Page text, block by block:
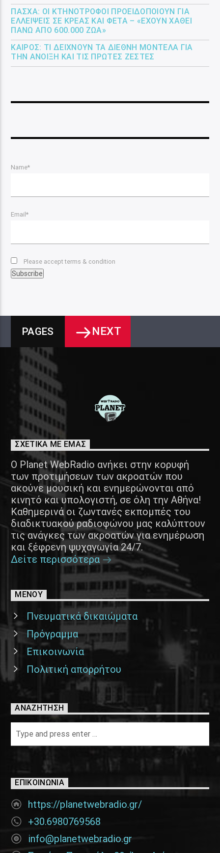
ΠΆΣΧΑ: ΟΙ ΚΤΗΝΟΤΡΌΦΟΙ ΠΡΟΕΙΔΟΠΟΙΟΎΝ ΓΙΑ
ΕΛΛΕΊΨΕΙΣ ΣΕ ΚΡΈΑΣ ΚΑΙ ΦΈΤΑ – «ΈΧΟΥΝ ΧΑΘΕΊ
ΠΆΝΩ ΑΠΌ 600.000 ΖΏΑ»
ΚΑΙΡΌΣ: ΤΙ ΔΕΊΧΝΟΥΝ ΤΑ ΔΙΕΘΝΉ ΜΟΝΤΈΛΑ ΓΙΑ
ΤΗΝ ΆΝΟΙΞΗ ΚΑΙ ΤΙΣ ΠΡΏΤΕΣ ΖΈΣΤΕΣ
Name*
Email*
Please accept terms & condition
PAGES NEXT
ΣΧΕΤΙΚΑ ΜΕ ΕΜΑΣ
Ο Planet WebRadio ανήκει στην κορυφή
των προτιμήσεων των ακροατών που
ακούνε μουσική και ενημερώνονται από
κινητό και υπολογιστή, σε όλη την Αθήνα!
Καθημερινά οι ζωντανές εκπομπές του
διαδικτυακού ραδιοφώνου μας καλύπτουν
τις ανάγκες των ακροατών για ενημέρωση
και ξέφρενη ψυχαγωγία 24/7.
Δείτε περισσότερα
ΜΕΝΟΥ
Πνευματικά δικαιώματα
Πρόγραμμα
Επικοινωνία
Πολιτική απορρήτου
ΑΝΑΖΉΤΗΣΗ
ΕΠΙΚΟΙΝΩΝΊΑ
https://planetwebradio.gr/
+30.6980769568
info@planetwebradio.gr